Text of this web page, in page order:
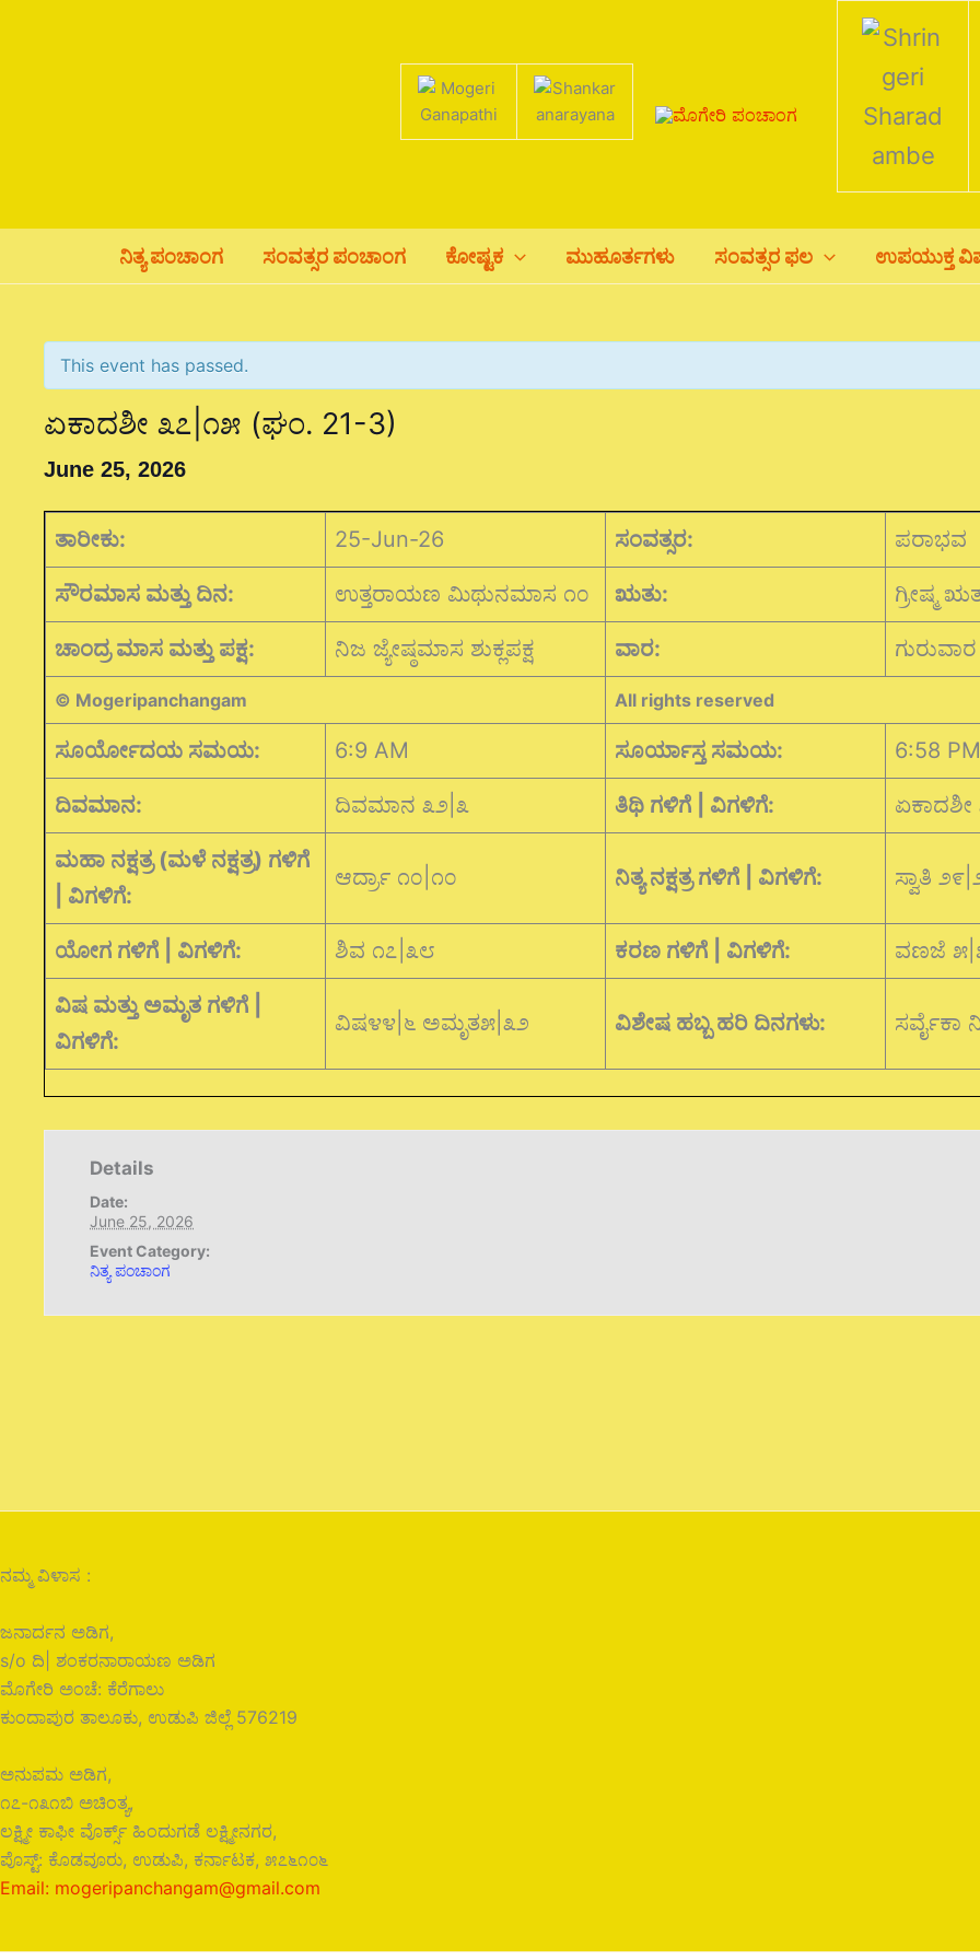
ನಿತ್ಯ ಪಂಚಾಂಗ ಸಂವತ್ಸರ ಪಂಚಾಂಗ ಕೋಷ್ಟಕ ಮುಹೂರ್ತಗಳು ಸಂವತ್ಸರ ಫಲ ಉಪಯುಕ್ತ
This event has passed.
ಏಕಾದಶೀ ೩೭|೧೫ (ಘಂ. 21-3)
June 25, 2026
ತಾರೀಕು: 25-Jun-26 ಸಂವತ್ಸರ: ಪರಾಭವ
ಸೌರಮಾಸ ಮತ್ತು ದಿನ: ಉತ್ತರಾಯಣ ಮಿಥುನಮಾಸ ೧೦ ಋತು: ಗ್ರೀಷ್ಮ
ಚಾಂದ್ರ ಮಾಸ ಮತ್ತು ಪಕ್ಷ: ನಿಜ ಜ್ಯೇಷ್ಠಮಾಸ ಶುಕ್ಲಪಕ್ಷ ವಾರ: ಗುರುವಾರ
© Mogeripanchangam All rights reserved
ಸೂರ್ಯೋದಯ ಸಮಯ: 6:9 AM ಸೂರ್ಯಾಸ್ತ ಸಮಯ: 6:58 PM
ದಿವಮಾನ: ದಿವಮಾನ ೩೨|೩ ತಿಥಿ ಗಳಿಗೆ | ವಿಗಳಿಗೆ:
ಮಹಾ ನಕ್ಷತ್ರ (ಮಳೆ ನಕ್ಷತ್ರ) ಗಳಿಗೆ
| ವಿಗಳಿಗೆ:
ಆರ್ದ್ರಾ ೧೦|೧೦ ನಿತ್ಯ ನಕ್ಷತ್ರ ಗಳಿಗೆ | ವಿಗಳಿಗೆ: ಸ್ವಾತಿ
ಯೋಗ ಗಳಿಗೆ | ವಿಗಳಿಗೆ: ಶಿವ ೧೭|೩೮ ಕರಣ ಗಳಿಗೆ | ವಿಗಳಿಗೆ: ವಣಜೆ
ವಿಷ ಮತ್ತು ಅಮೃತ ಗಳಿಗೆ |
ವಿಗಳಿಗೆ:
ವಿಷ೪೪|೬ ಅಮೃತ೫|೩೨ ವಿಶೇಷ ಹಬ್ಬ ಹರಿ ದಿನಗಳು: ಸರ್ವೈಕಾ
Details
Date:
June 25, 2026
Event Category:
ನಿತ್ಯ ಪಂಚಾಂಗ
ನಮ್ಮ ವಿಳಾಸ :
ಜನಾರ್ದನ ಅಡಿಗ,
s/o ದಿ| ಶಂಕರನಾರಾಯಣ ಅಡಿಗ
ಮೊಗೇರಿ ಅಂಚೆ: ಕೆರೆಗಾಲು
ಕುಂದಾಪುರ ತಾಲೂಕು, ಉಡುಪಿ ಜಿಲ್ಲೆ 576219
ಅನುಪಮ ಅಡಿಗ,
೧೭-೧೩೧ಬಿ ಅಚಿಂತ್ಯ,
ಲಕ್ಷ್ಮೀ ಕಾಫೀ ವೊರ್ಕ್ಸ್ ಹಿಂದುಗಡೆ ಲಕ್ಷ್ಮೀನಗರ,
ಪೊಸ್ಟ್: ಕೊಡವೂರು, ಉಡುಪಿ, ಕರ್ನಾಟಕ, ೫೭೬೧೦೬
Email: mogeripanchangam@gmail.com